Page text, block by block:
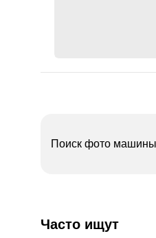
Поиск фото машины
Часто ищут